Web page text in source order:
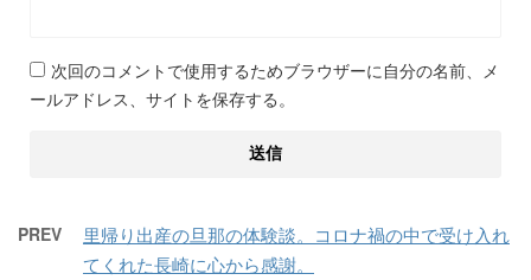
次回のコメントで使用するためブラウザーに自分の名前、メ
ールアドレス、サイトを保存する。
PREV
里帰り出産の旦那の体験談。コロナ禍の中で受け入れ
てくれた長崎に心から感謝。